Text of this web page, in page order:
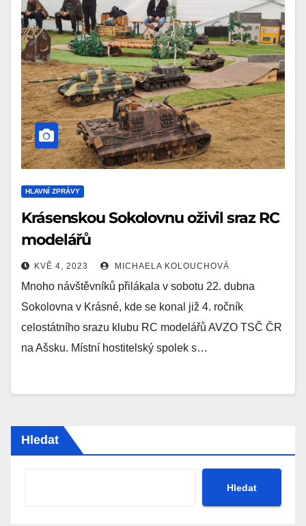
HLAVNÍ ZPRÁVY
Krásenskou Sokolovnu oživil sraz RC
modelářů
KVĚ 4, 2023 MICHAELA KOLOUCHOVÁ
Mnoho návštěvníků přilákala v sobotu 22. dubna
Sokolovna v Krásné, kde se konal již 4. ročník
celostátního srazu klubu RC modelářů AVZO TSČ ČR
na Ašsku. Místní hostitelský spolek s…
Hledat
Hledat